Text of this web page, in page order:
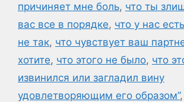
причиняет мне боль, что ты
вас все в порядке, что у нас есть
не так, что чувствует ваш
хотите, что этого не было, что
извинился или загладил вину
удовлетворяющим его образом”,